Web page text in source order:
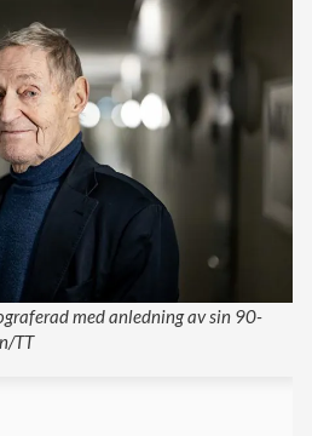
med anledning av sin 90-
TT